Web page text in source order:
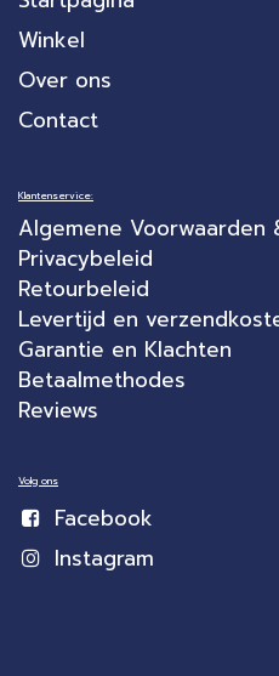
Winkel
Over ons
Contact
Klantenservice:
Algemene Voorwaarden
Privacybeleid
Retourbeleid
Levertijd en
Garantie en Klachten
Betaalmethodes
Reviews
Volg ons
Facebook
Instagram